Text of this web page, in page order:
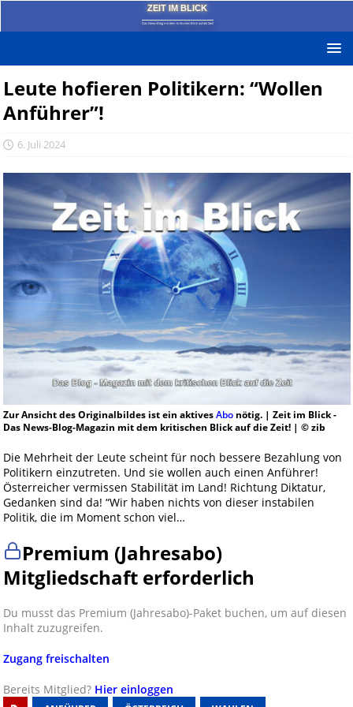
ZEIT IM BLICK
Das News-Blog mit dem kritischen Blick auf die Zeit!
Leute hofieren Politikern: “Wollen
Anführer”!
6. Juli 2024
Zur Ansicht des Originalbildes ist ein aktivesAbonötig. | Zeit im Blick -
Das News-Blog-Magazin mit dem kritischen Blick auf die Zeit! | © zib
Die Mehrheit der Leute scheint für noch bessere Bezahlung von
Politikern einzutreten. Und sie wollen auch einen Anführer!
Österreicher vermissen Stabilität im Land! Richtung Diktatur,
Gedanken sind da! “Wir haben nichts von dieser instabilen
Politik, die im Moment schon viel…
Premium (Jahresabo)
Mitgliedschaft erforderlich
Du musst das Premium (Jahresabo)-Paket buchen, um auf diesen
Inhalt zuzugreifen.
Zugang freischalten
Bereits Mitglied? Hier einloggen